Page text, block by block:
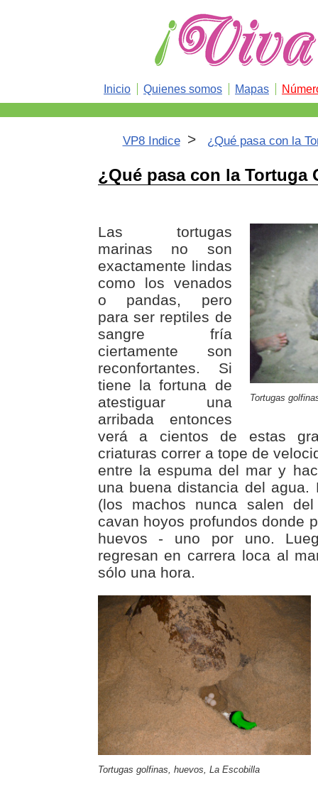
Inicio Quienes somos Mapas
VP8 Indice > ¿Qué pasa con la
¿Qué pasa con la Tortuga
Tortugas
Las tortugas
marinas no son
exactamente lindas
como los venados
o pandas, pero
para ser reptiles de
sangre fría
ciertamente son
reconfortantes. Si
tiene la fortuna de
atestiguar una
arribada entonces
verá a cientos de estas
criaturas correr a tope de
entre la espuma del mar y
una buena distancia del agua.
(los machos nunca salen del
cavan hoyos profundos donde
huevos - uno por uno.
regresan en carrera loca al
sólo una hora.
Tortugas golfinas, huevos, La Escobilla